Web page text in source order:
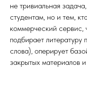
не тривиальная
студентам, но и тем,
коммерческий
подбирает
слова), оперирует
закрытых материалов